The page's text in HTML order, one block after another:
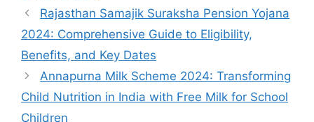
Rajasthan Samajik Suraksha Pension Yojana
2024: Comprehensive Guide to Eligibility,
Benefits, and Key Dates
Annapurna Milk Scheme 2024: Transforming
Child Nutrition in India with Free Milk for School
Children